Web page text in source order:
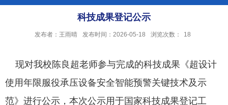
科技成果登记公示
发布者：王雨晴 发布时间：2026-05-18 浏览次数： 18
现对我校陈良超老师参与完成的科技成果《超设计
使用年限服役承压设备安全智能预警关键技术及示
范》进行公示，本次公示用于国家科技成果登记工